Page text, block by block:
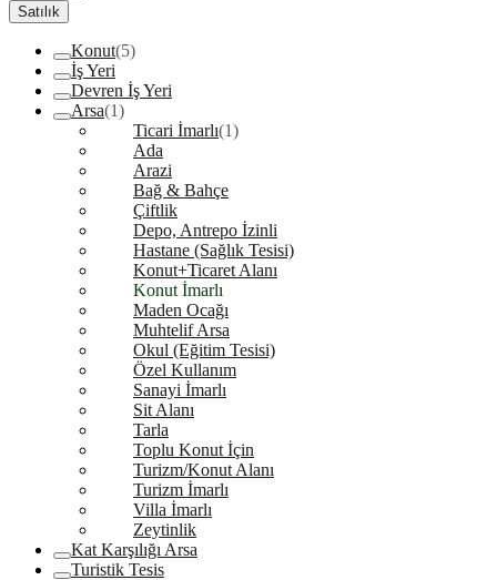
Satılık
Konut(5)
İş Yeri
Devren İş Yeri
Arsa(1)
Ticari İmarlı(1)
Ada
Arazi
Bağ & Bahçe
Çiftlik
Depo, Antrepo İzinli
Hastane (Sağlık Tesisi)
Konut+Ticaret Alanı
Konut İmarlı
Maden Ocağı
Muhtelif Arsa
Okul (Eğitim Tesisi)
Özel Kullanım
Sanayi İmarlı
Sit Alanı
Tarla
Toplu Konut İçin
Turizm/Konut Alanı
Turizm İmarlı
Villa İmarlı
Zeytinlik
Kat Karşılığı Arsa
Turistik Tesis